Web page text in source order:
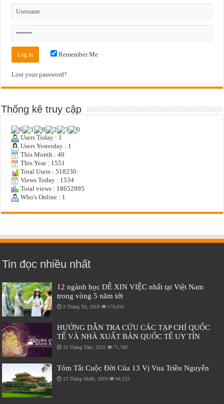
Remember Me
Lost your password?
Thống kê truy cập
Users Today : 1
Users Yesterday : 1
This Month : 40
This Year : 1551
Total Users : 518230
Views Today : 1534
Total views : 18652895
Who's Online : 1
Tin đọc nhiều nhất
12 ngành học DỄ XIN VIỆC nhất tại Việt Nam
trong vòng 5 năm tới
3 Tháng Tư, 2018 170,016
HƯỚNG DẪN TRA CỨU CÁC TẠP CHÍ QUỐC
TẾ VÀ NHÀ XUẤT BẢN QUỐC TẾ UY TÍN
10 Tháng Tám, 2022 71,780
Tóm Tắt Cuộc Đời Của 13 Vị Vua Triều Nguyễn
13 Tháng Mười, 2019 44,123